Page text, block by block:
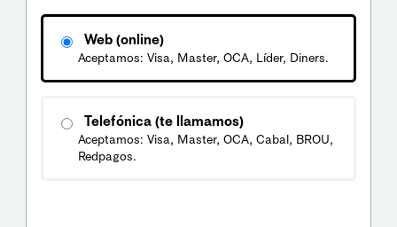
Web (online)
Aceptamos: Visa, Master, OCA, Líder, Diners.
Telefónica (te llamamos)
Aceptamos: Visa, Master, OCA, Cabal, BROU,
Redpagos.